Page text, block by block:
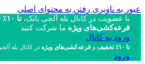
عبور به ناوبری رفتن به محتوای اصلی
با عضویت در کانال بله آلجی بانک، تا ۱۰٪ تخفیف
قرعه‌کشی‌های ویژه ما شرکت کنید
ورود به کانال
تا ۱۰٪ تخفیف و قرعه‌کشی‌های ویژهدر کانال بله
ورود